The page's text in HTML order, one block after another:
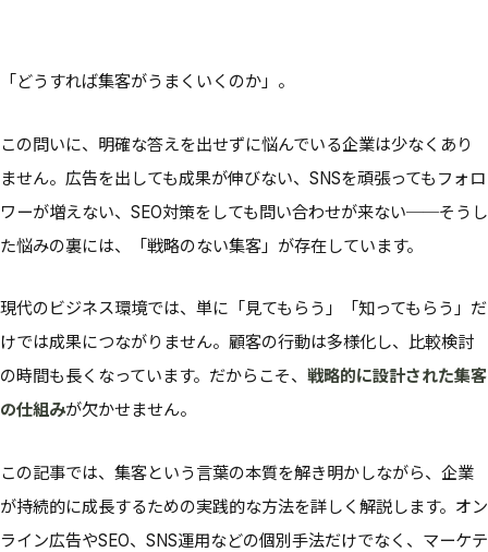
「どうすれば集客がうまくいくのか」。
この問いに、明確な答えを出せずに悩んでいる企業は少なくあり
ません。広告を出しても成果が伸びない、SNSを頑張ってもフォロ
ワーが増えない、SEO対策をしても問い合わせが来ない──そうし
た悩みの裏には、「戦略のない集客」が存在しています。
現代のビジネス環境では、単に「見てもらう」「知ってもらう」だ
けでは成果につながりません。顧客の行動は多様化し、比較検討
の時間も長くなっています。だからこそ、 戦略的に設計された集客
の仕組みが欠かせません。
この記事では、集客という言葉の本質を解き明かしながら、企業
が持続的に成長するための実践的な方法を詳しく解説します。オン
ライン広告やSEO、SNS運用などの個別手法だけでなく、マーケテ